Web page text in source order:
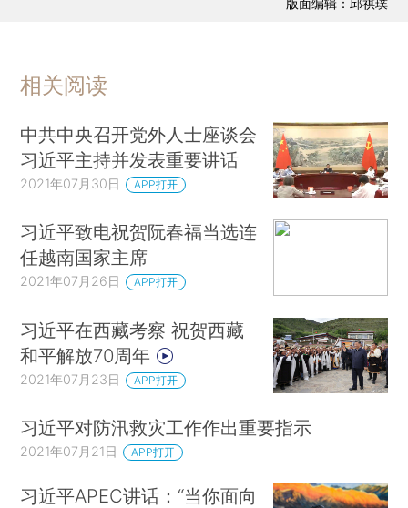
版面编辑：邱祺璞
相关阅读
中共中央召开党外人士座谈会
习近平主持并发表重要讲话
2021年07月30日 APP打开
习近平致电祝贺阮春福当选连
任越南国家主席
2021年07月26日 APP打开
习近平在西藏考察 祝贺西藏
和平解放70周年
2021年07月23日 APP打开
习近平对防汛救灾工作作出重要指示
2021年07月21日 APP打开
习近平APEC讲话：“当你面向